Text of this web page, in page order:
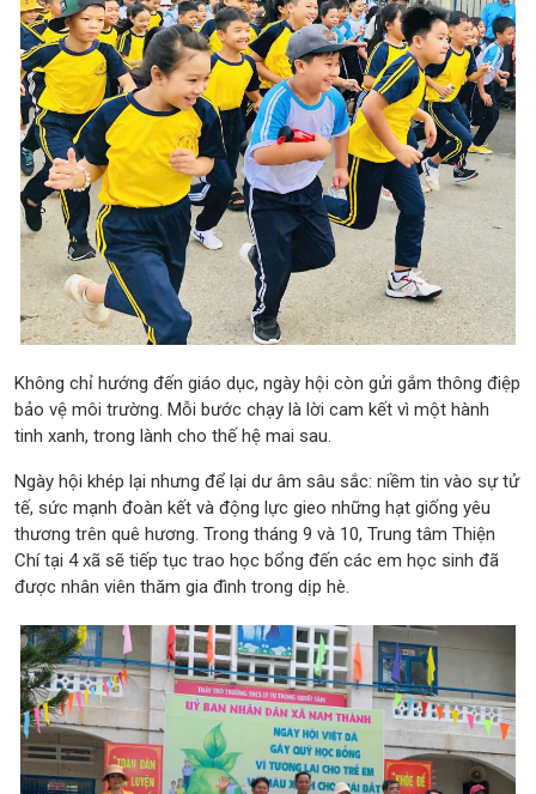
Không chỉ hướng đến giáo dục, ngày hội còn gửi gắm thông điệp
bảo vệ môi trường. Mỗi bước chạy là lời cam kết vì một hành
tinh xanh, trong lành cho thế hệ mai sau.
Ngày hội khép lại nhưng để lại dư âm sâu sắc: niềm tin vào sự tử
tế, sức mạnh đoàn kết và động lực gieo những hạt giống yêu
thương trên quê hương. Trong tháng 9 và 10, Trung tâm Thiện
Chí tại 4 xã sẽ tiếp tục trao học bổng đến các em học sinh đã
được nhân viên thăm gia đình trong dịp hè.